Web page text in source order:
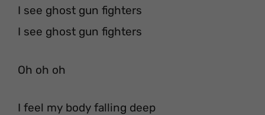
I see ghost gun fighters
I see ghost gun fighters
Oh oh oh
I feel my body falling deep